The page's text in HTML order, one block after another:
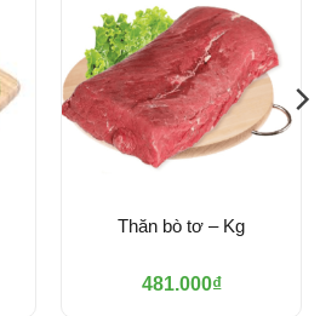
Thăn bò tơ – Kg
481.000₫